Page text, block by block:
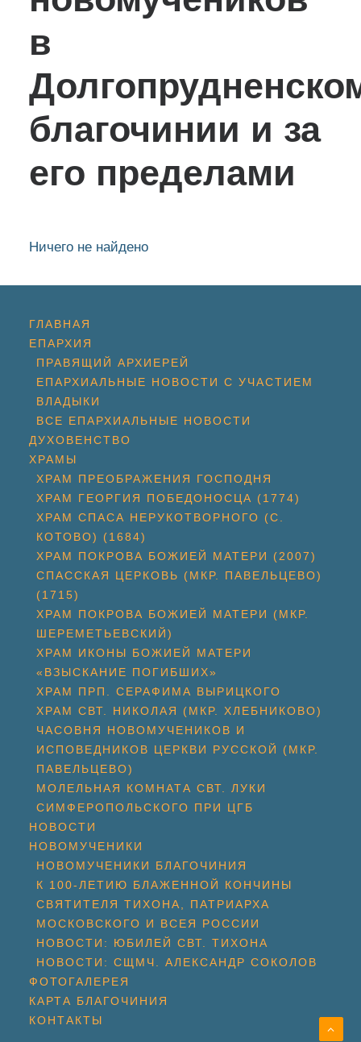
в
благочинии и за
его пределами
Ничего не найдено
ГЛАВНАЯ
ЕПАРХИЯ
ПРАВЯЩИЙ АРХИЕРЕЙ
ЕПАРХИАЛЬНЫЕ НОВОСТИ С УЧАСТИЕМ
ВЛАДЫКИ
ВСЕ ЕПАРХИАЛЬНЫЕ НОВОСТИ
ДУХОВЕНСТВО
ХРАМЫ
ХРАМ ПРЕОБРАЖЕНИЯ ГОСПОДНЯ
ХРАМ ГЕОРГИЯ ПОБЕДОНОСЦА (1774)
ХРАМ СПАСА НЕРУКОТВОРНОГО (С.
КОТОВО) (1684)
ХРАМ ПОКРОВА БОЖИЕЙ МАТЕРИ (2007)
СПАССКАЯ ЦЕРКОВЬ (МКР. ПАВЕЛЬЦЕВО)
(1715)
ХРАМ ПОКРОВА БОЖИЕЙ МАТЕРИ (МКР.
ШЕРЕМЕТЬЕВСКИЙ)
ХРАМ ИКОНЫ БОЖИЕЙ МАТЕРИ
«ВЗЫСКАНИЕ ПОГИБШИХ»
ХРАМ ПРП. СЕРАФИМА ВЫРИЦКОГО
ХРАМ СВТ. НИКОЛАЯ (МКР. ХЛЕБНИКОВО)
ЧАСОВНЯ НОВОМУЧЕНИКОВ И
ИСПОВЕДНИКОВ ЦЕРКВИ РУССКОЙ (МКР.
ПАВЕЛЬЦЕВО)
МОЛЕЛЬНАЯ КОМНАТА СВТ. ЛУКИ
СИМФЕРОПОЛЬСКОГО ПРИ ЦГБ
НОВОСТИ
НОВОМУЧЕНИКИ
НОВОМУЧЕНИКИ БЛАГОЧИНИЯ
К 100-ЛЕТИЮ БЛАЖЕННОЙ КОНЧИНЫ
СВЯТИТЕЛЯ ТИХОНА, ПАТРИАРХА
МОСКОВСКОГО И ВСЕЯ РОССИИ
НОВОСТИ: ЮБИЛЕЙ СВТ. ТИХОНА
НОВОСТИ: СЩМЧ. АЛЕКСАНДР СОКОЛОВ
ФОТОГАЛЕРЕЯ
КАРТА БЛАГОЧИНИЯ
КОНТАКТЫ